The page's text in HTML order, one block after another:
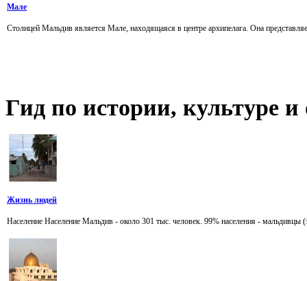
Мале
Столицей Мальдив является Мале, находящаяся в центре архипелага. Она
Гид по истории, культуре
Жизнь людей
Население Население Мальдив - около 301 тыс. человек. 99% населения - мальдивцы